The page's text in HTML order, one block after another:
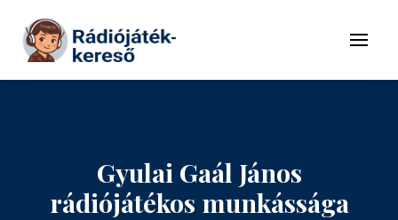
Tovább a tartalomhoz
Menü
Gyulai Gaál János
rádiójátékos munkássága